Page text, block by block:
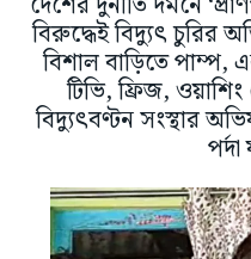
বিরুদ্ধেই বিদ্যুৎ চুরির
বিশাল বাড়িতে
টিভি, ফ্রিজ,
বিদ্যুৎবণ্টন সংস্থার